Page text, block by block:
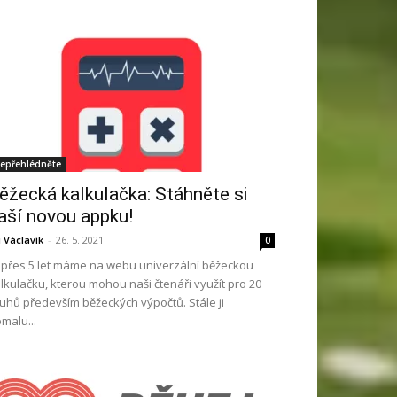
kalkulačka: Stáhněte si
novou appku!
Václavík - 26. 5. 2021 0
přes 5 let máme na webu univerzální běžeckou
kterou mohou naši čtenáři využít pro 20
především běžeckých výpočtů. Stále ji